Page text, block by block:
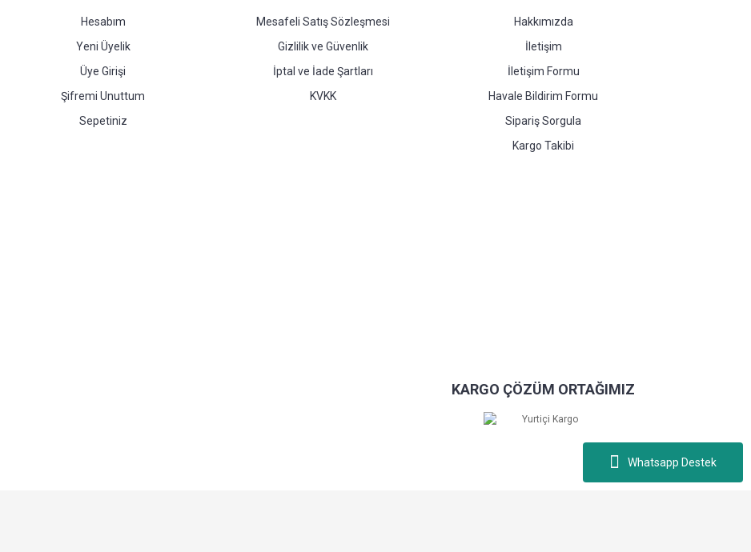
Whatsapp Destek
Hesabım
Yeni Üyelik
Üye Girişi
Şifremi Unuttum
Sepetiniz
Mesafeli Satış Sözleşmesi
Gizlilik ve Güvenlik
İptal ve İade Şartları
KVKK
Hakkımızda
İletişim
İletişim Formu
Havale Bildirim Formu
Sipariş Sorgula
Kargo Takibi
KARGO ÇÖZÜM ORTAĞIMIZ